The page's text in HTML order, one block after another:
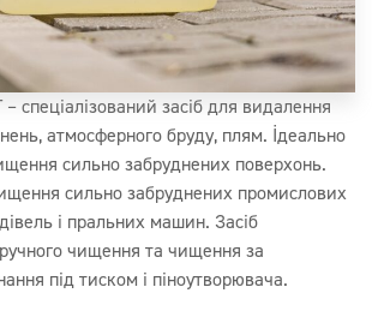
спеціалізований засіб для видалення
атмосферного бруду, плям. Ідеально
сильно забруднених поверхонь.
сильно забруднених промислових
і пральних машин. Засіб
чищення та чищення за
під тиском і піноутворювача.